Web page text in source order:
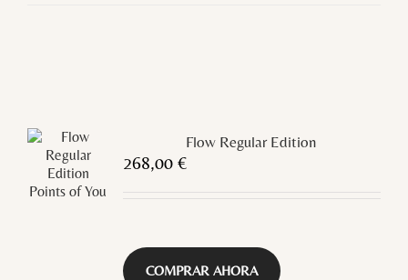
Flow Regular Edition
268,00 €
COMPRAR AHORA